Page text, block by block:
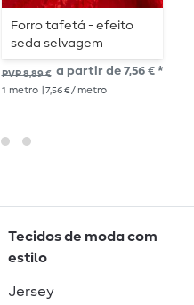
Forro tafetá - efeito
seda selvagem
amassada vermelho
PVP 8,89 € a partir de 7,56 € *
1 metro | 7,56 € / metro
Tecidos de moda com
estilo
Jersey